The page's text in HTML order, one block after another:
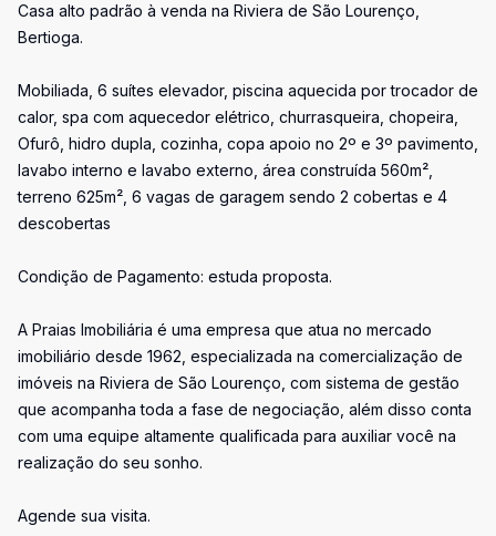
Casa alto padrão à venda na Riviera de São Lourenço,
Bertioga.
Mobiliada, 6 suítes elevador, piscina aquecida por trocador de
calor, spa com aquecedor elétrico, churrasqueira, chopeira,
Ofurô, hidro dupla, cozinha, copa apoio no 2º e 3º pavimento,
lavabo interno e lavabo externo, área construída 560m²,
terreno 625m², 6 vagas de garagem sendo 2 cobertas e 4
descobertas
Condição de Pagamento: estuda proposta.
A Praias Imobiliária é uma empresa que atua no mercado
imobiliário desde 1962, especializada na comercialização de
imóveis na Riviera de São Lourenço, com sistema de gestão
que acompanha toda a fase de negociação, além disso conta
com uma equipe altamente qualificada para auxiliar você na
realização do seu sonho.
Agende sua visita.